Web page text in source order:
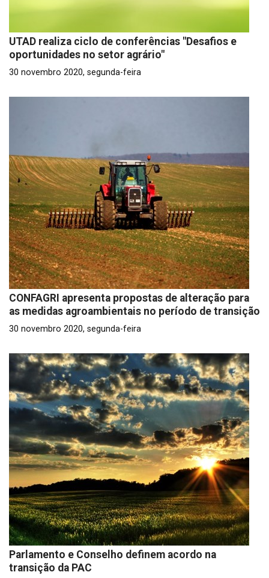
UTAD realiza ciclo de conferências "Desafios e
oportunidades no setor agrário"
30 novembro 2020, segunda-feira
CONFAGRI apresenta propostas de alteração para
as medidas agroambientais no período de transição
30 novembro 2020, segunda-feira
Parlamento e Conselho definem acordo na
transição da PAC